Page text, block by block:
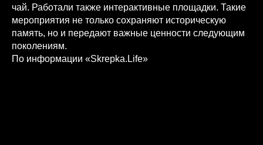
чай. Работали также интерактивные площадки. Такие
мероприятия не только сохраняют историческую
память, но и передают важные ценности следующим
поколениям.
По информации «Skrepka.Life»